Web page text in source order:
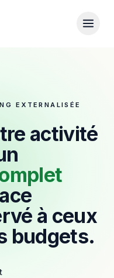
EXTERNALISÉE
activité
à ceux
budgets.